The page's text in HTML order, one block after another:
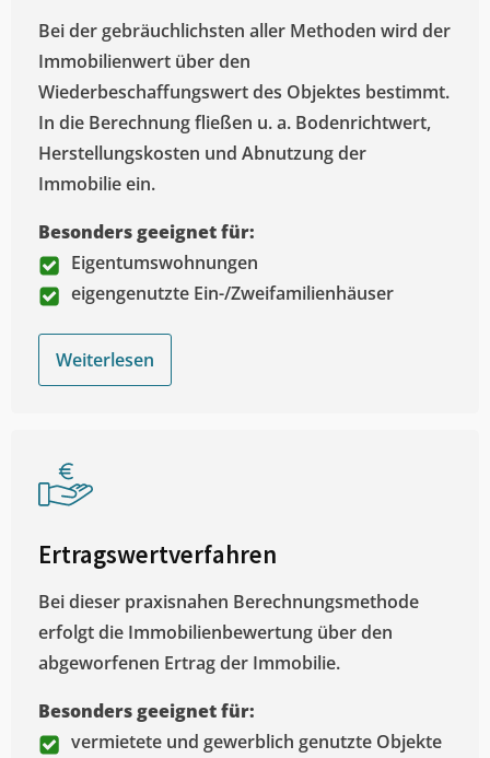
Bei der gebräuchlichsten aller Methoden wird der
Immobilienwert über den
Wiederbeschaffungswert des Objektes bestimmt.
In die Berechnung fließen u. a. Bodenrichtwert,
Herstellungskosten und Abnutzung der
Immobilie ein.
Besonders geeignet für:
Eigentumswohnungen
eigengenutzte Ein-/Zweifamilienhäuser
Weiterlesen
Ertragswertverfahren
Bei dieser praxisnahen Berechnungsmethode
erfolgt die Immobilienbewertung über den
abgeworfenen Ertrag der Immobilie.
Besonders geeignet für:
vermietete und gewerblich genutzte Objekte